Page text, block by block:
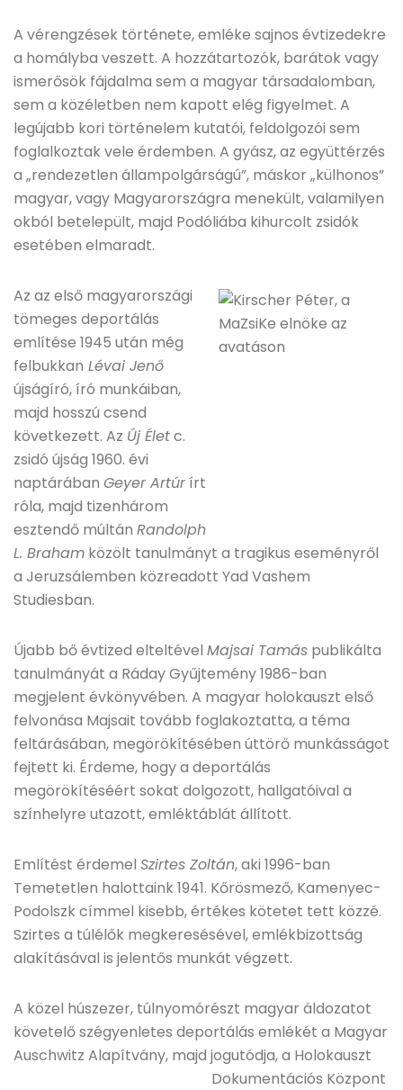
A vérengzések története, emléke sajnos évtizedekre
a homályba veszett. A hozzátartozók, barátok vagy
ismerősök fájdalma sem a magyar társadalomban,
sem a közéletben nem kapott elég figyelmet. A
legújabb kori történelem kutatói, feldolgozói sem
foglalkoztak vele érdemben. A gyász, az együttérzés
a „rendezetlen állampolgárságú”, máskor „külhonos”
magyar, vagy Magyarországra menekült, valamilyen
okból betelepült, majd Podóliába kihurcolt zsidók
esetében elmaradt.
Az az első magyarországi
tömeges deportálás
említése 1945 után még
felbukkan Lévai Jenő
újságíró, író munkáiban,
majd hosszú csend
következett. Az Új Életc.
zsidó újság 1960. évi
naptárában Geyer Artúrírt
róla, majd tizenhárom
esztendő múltán Randolph
L. Braham közölt tanulmányt a tragikus eseményről
a Jeruzsálemben közreadott Yad Vashem
Studiesban.
Újabb bő évtized elteltével Majsai Tamás publikálta
tanulmányát a Ráday Gyűjtemény 1986-ban
megjelent évkönyvében. A magyar holokauszt első
felvonása Majsait tovább foglakoztatta, a téma
feltárásában, megörökítésében úttörő munkásságot
fejtett ki. Érdeme, hogy a deportálás
megörökítéséért sokat dolgozott, hallgatóival a
színhelyre utazott, emléktáblát állított.
Említést érdemel Szirtes Zoltán, aki 1996-ban
Temetetlen halottaink 1941. Kőrösmező, Kamenyec-
Podolszk címmel kisebb, értékes kötetet tett közzé.
Szirtes a túlélők megkeresésével, emlékbizottság
alakításával is jelentős munkát végzett.
A közel húszezer, túlnyomórészt magyar áldozatot
követelő szégyenletes deportálás emlékét a Magyar
Auschwitz Alapítvány, majd jogutódja, a Holokauszt
Dokumentációs Központ